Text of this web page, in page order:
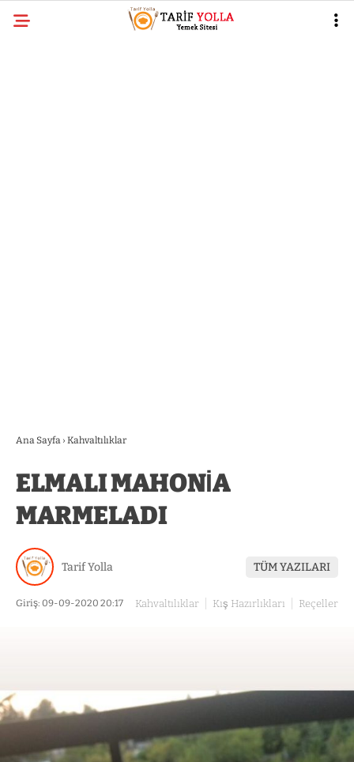
Ana Sayfa › Kahvaltılıklar
ELMALI MAHONİA
MARMELADI
Tarif Yolla TÜM YAZILARI
Giriş: 09-09-2020 20:17 Kahvaltılıklar Kış Hazırlıkları Reçeller